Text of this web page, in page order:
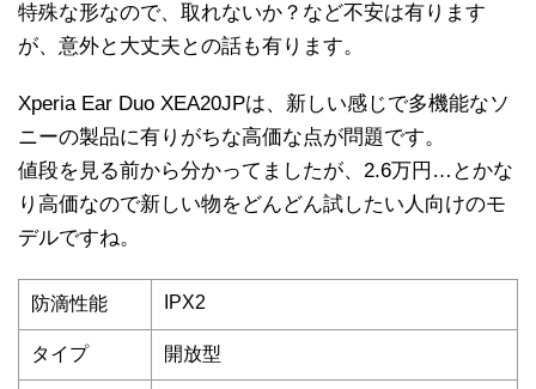
特殊な形なので、取れないか？など不安は有ります
が、意外と大丈夫との話も有ります。
Xperia Ear Duo XEA20JPは、新しい感じで多機能なソ
ニーの製品に有りがちな高価な点が問題です。
値段を見る前から分かってましたが、2.6万円…とかな
り高価なので新しい物をどんどん試したい人向けのモ
デルですね。
防滴性能 IPX2
タイプ 開放型